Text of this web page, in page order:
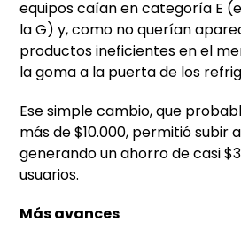
equipos caían en categoría E
la G) y, como no querían
productos ineficientes en el
la goma a la puerta de los
Ese simple cambio, que
más de $10.000, permitió subir
generando un ahorro de casi
usuarios.
Más avances